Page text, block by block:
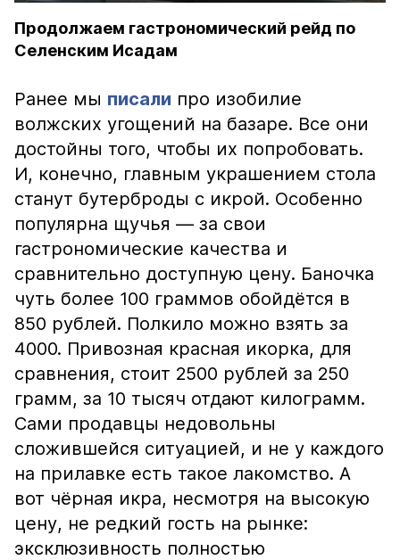
Продолжаем гастрономический рейд по
Селенским Исадам
Ранее мы писали про изобилие
волжских угощений на базаре. Все они
достойны того, чтобы их попробовать.
И, конечно, главным украшением стола
станут бутерброды с икрой. Особенно
популярна щучья — за свои
гастрономические качества и
сравнительно доступную цену. Баночка
чуть более 100 граммов обойдётся в
850 рублей. Полкило можно взять за
4000. Привозная красная икорка, для
сравнения, стоит 2500 рублей за 250
грамм, за 10 тысяч отдают килограмм.
Сами продавцы недовольны
сложившейся ситуацией, и не у каждого
на прилавке есть такое лакомство. А
вот чёрная икра, несмотря на высокую
цену, не редкий гость на рынке:
эксклюзивность полностью